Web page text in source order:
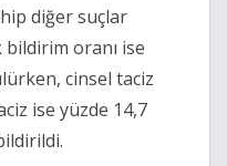
diğer suçlar
bildirim oranı ise
cinsel taciz
ise yüzde 14,7